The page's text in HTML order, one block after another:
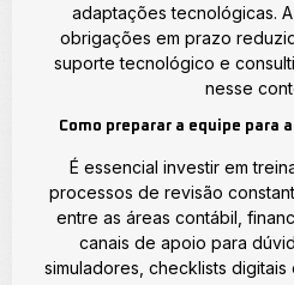
adaptações tecnológicas.
obrigações em prazo
suporte tecnológico e
nesse
Como preparar a equipe para
É essencial investir em
processos de revisão
entre as áreas contábil,
canais de apoio para
simuladores, checklists digitais